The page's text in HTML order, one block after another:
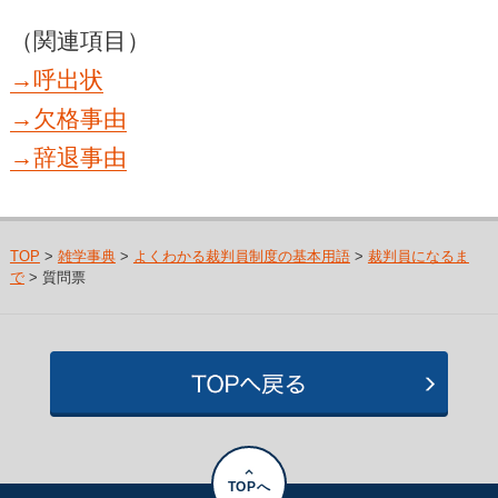
（関連項目）
→呼出状
→欠格事由
→辞退事由
TOP > 雑学事典> よくわかる裁判員制度の基本用語> 裁判員になるま
で> 質問票
TOPへ